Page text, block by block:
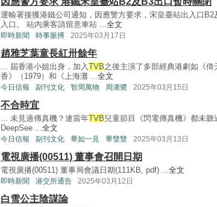
運輸署接獲港鐵公司通知，因應警方要求，宋皇臺站出入口B2
入口。 站內乘客請留意車站 ...全文
即時新聞 時事脈搏 2025年03月17日
趙雅芝葉童長紅卅餘年
... 屆香港小姐出身，加入TVB之後主演了多部經典港劇如《
香》（1979）和《上海灘 ...全文
今日信報 副刊文化 智周萬物 周潞鷺 2025年03月15日
不合時宜
... 未見過傳真機？連當年TVB兒童節目《閃電傳真機》都未
DeepSee ...全文
今日信報 副刊文化 畢如一見 畢雙雙 2025年03月13日
電視廣播(00511) 董事會召開日期
電視廣播(00511) 董事局會議日期(111KB, pdf) ...全文
即時新聞 港交所通告 2025年03月12日
白雪公主陰謀論